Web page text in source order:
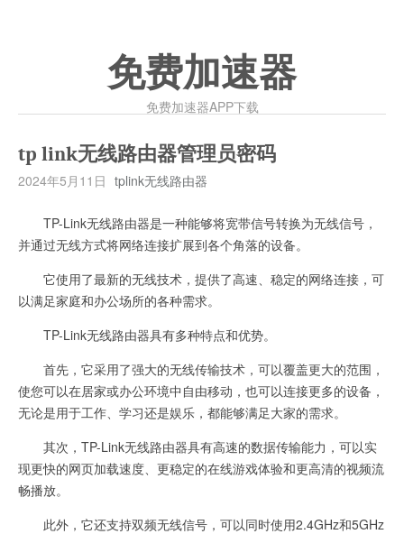
免费加速器
免费加速器APP下载
tp link无线路由器管理员密码
2024年5月11日 tplink无线路由器
TP-Link无线路由器是一种能够将宽带信号转换为无线信号，
并通过无线方式将网络连接扩展到各个角落的设备。
它使用了最新的无线技术，提供了高速、稳定的网络连接，可
以满足家庭和办公场所的各种需求。
TP-Link无线路由器具有多种特点和优势。
首先，它采用了强大的无线传输技术，可以覆盖更大的范围，
使您可以在居家或办公环境中自由移动，也可以连接更多的设备，
无论是用于工作、学习还是娱乐，都能够满足大家的需求。
其次，TP-Link无线路由器具有高速的数据传输能力，可以实
现更快的网页加载速度、更稳定的在线游戏体验和更高清的视频流
畅播放。
此外，它还支持双频无线信号，可以同时使用2.4GHz和5GHz